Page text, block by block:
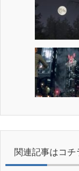
関連記事はコチ